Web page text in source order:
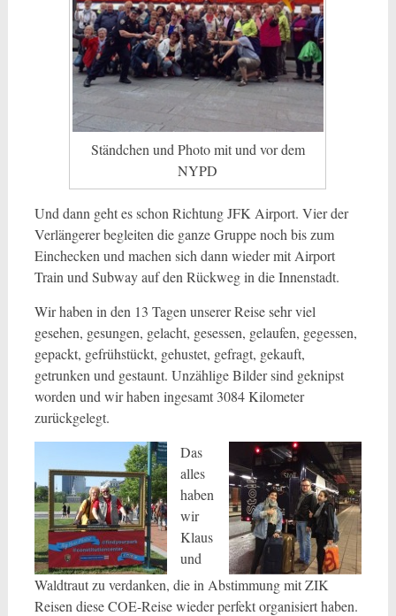
Ständchen und Photo mit und vor dem
NYPD
Und dann geht es schon Richtung JFK Airport. Vier der
Verlängerer begleiten die ganze Gruppe noch bis zum
Einchecken und machen sich dann wieder mit Airport
Train und Subway auf den Rückweg in die Innenstadt.
Wir haben in den 13 Tagen unserer Reise sehr viel
gesehen, gesungen, gelacht, gesessen, gelaufen, gegessen,
gepackt, gefrühstückt, gehustet, gefragt, gekauft,
getrunken und gestaunt. Unzählige Bilder sind geknipst
worden und wir haben ingesamt 3084 Kilometer
zurückgelegt.
Das
alles
haben
wir
Klaus
und
Waldtraut zu verdanken, die in Abstimmung mit ZIK
Reisen diese COE-Reise wieder perfekt organisiert haben.